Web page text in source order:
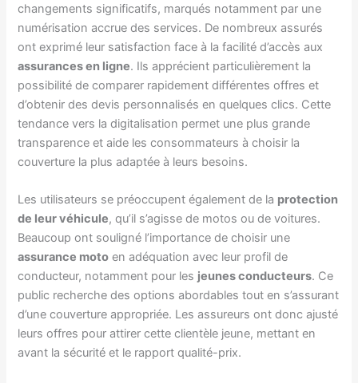
changements significatifs, marqués notamment par une
numérisation accrue des services. De nombreux assurés
ont exprimé leur satisfaction face à la facilité d’accès aux
assurances en ligne. Ils apprécient particulièrement la
possibilité de comparer rapidement différentes offres et
d’obtenir des devis personnalisés en quelques clics. Cette
tendance vers la digitalisation permet une plus grande
transparence et aide les consommateurs à choisir la
couverture la plus adaptée à leurs besoins.
Les utilisateurs se préoccupent également de la protection
de leur véhicule, qu’il s’agisse de motos ou de voitures.
Beaucoup ont souligné l’importance de choisir une
assurance moto en adéquation avec leur profil de
conducteur, notamment pour les jeunes conducteurs. Ce
public recherche des options abordables tout en s’assurant
d’une couverture appropriée. Les assureurs ont donc ajusté
leurs offres pour attirer cette clientèle jeune, mettant en
avant la sécurité et le rapport qualité-prix.